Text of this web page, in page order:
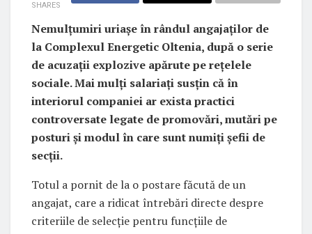
SHARES
Nemulțumiri uriașe în rândul angajaților de
la Complexul Energetic Oltenia, după o serie
de acuzații explozive apărute pe rețelele
sociale. Mai mulți salariați susțin că în
interiorul companiei ar exista practici
controversate legate de promovări, mutări pe
posturi și modul în care sunt numiți șefii de
secții.
Totul a pornit de la o postare făcută de un
angajat, care a ridicat întrebări directe despre
criteriile de selecție pentru funcțiile de